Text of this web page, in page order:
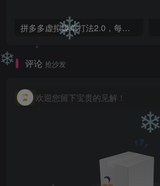
拼多多虚拟爆单打法2.0，每天10分钟，月产5000+，从0到1赚收益教程
评论 抢沙发
欢迎您留下宝贵的见解！
❄
❄ ❄